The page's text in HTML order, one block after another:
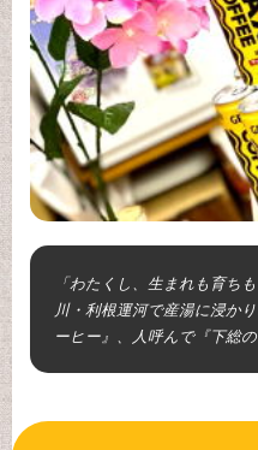
「わたくし、生まれも育ち
川・利根運河で産湯に浸か
ーヒー』、人呼んで『下総